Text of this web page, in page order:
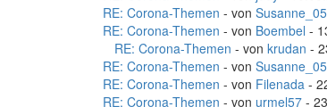
RE: Corona-Themen - von Susanne_05
RE: Corona-Themen - von Boembel -
RE: Corona-Themen - von krudan -
RE: Corona-Themen - von Susanne_05
RE: Corona-Themen - von Filenada -
RE: Corona-Themen - von urmel57 -